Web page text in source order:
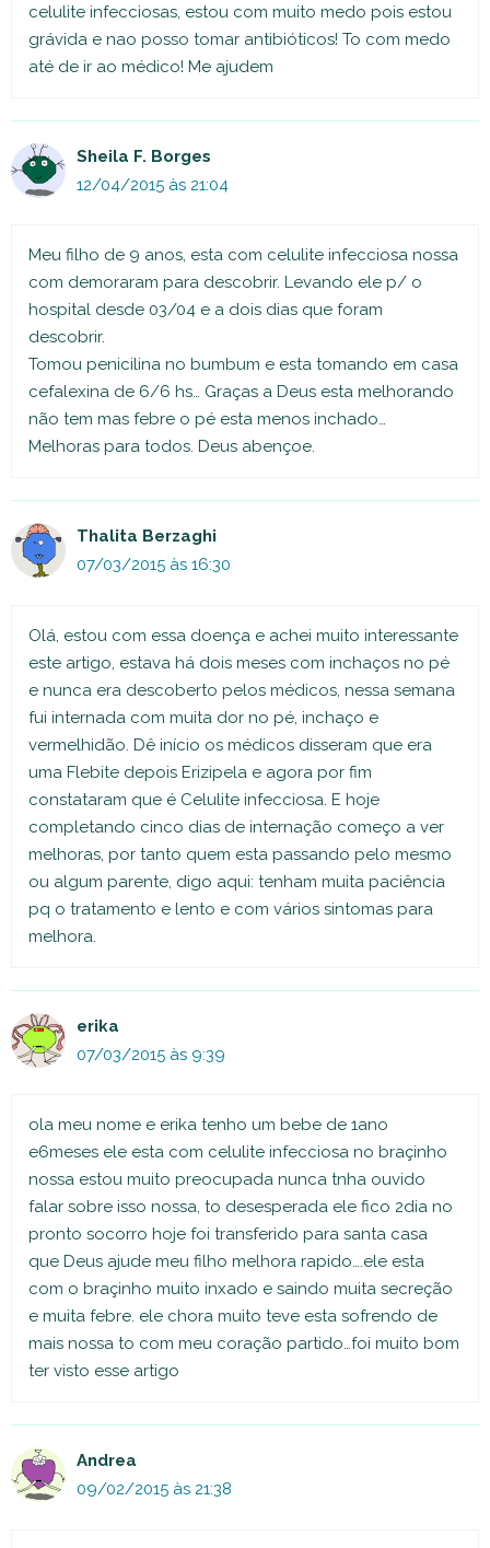
celulite infecciosas, estou com muito medo pois estou
grávida e nao posso tomar antibióticos! To com medo
até de ir ao médico! Me ajudem
Sheila F. Borges
12/04/2015 às 21:04
Meu filho de 9 anos, esta com celulite infecciosa nossa
com demoraram para descobrir. Levando ele p/ o
hospital desde 03/04 e a dois dias que foram
descobrir.
Tomou penicilina no bumbum e esta tomando em casa
cefalexina de 6/6 hs… Graças a Deus esta melhorando
não tem mas febre o pé esta menos inchado…
Melhoras para todos. Deus abençoe.
Thalita Berzaghi
07/03/2015 às 16:30
Olá, estou com essa doença e achei muito interessante
este artigo, estava há dois meses com inchaços no pé
e nunca era descoberto pelos médicos, nessa semana
fui internada com muita dor no pé, inchaço e
vermelhidão. Dê início os médicos disseram que era
uma Flebite depois Erizipela e agora por fim
constataram que é Celulite infecciosa. E hoje
completando cinco dias de internação começo a ver
melhoras, por tanto quem esta passando pelo mesmo
ou algum parente, digo aqui: tenham muita paciência
pq o tratamento e lento e com vários sintomas para
melhora.
erika
07/03/2015 às 9:39
ola meu nome e erika tenho um bebe de 1ano
e6meses ele esta com celulite infecciosa no braçinho
nossa estou muito preocupada nunca tnha ouvido
falar sobre isso nossa, to desesperada ele fico 2dia no
pronto socorro hoje foi transferido para santa casa
que Deus ajude meu filho melhora rapido….ele esta
com o braçinho muito inxado e saindo muita secreção
e muita febre. ele chora muito teve esta sofrendo de
mais nossa to com meu coração partido…foi muito bom
ter visto esse artigo
Andrea
09/02/2015 às 21:38